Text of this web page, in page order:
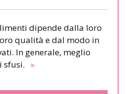
dipende dalla loro
qualità e dal modo in
In generale, meglio
sfusi. »